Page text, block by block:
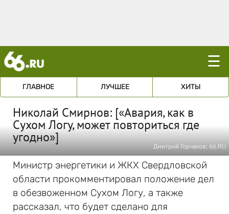
☰
ГЛАВНОЕ ЛУЧШЕЕ ХИТЫ
Николай Смирнов: [«Авария, как в
Сухом Логу, может повториться где
угодно»]
Дмитрий Горчаков; 66.RU
Министр энергетики и ЖКХ Свердловской
области прокомментировал положение дел
в обезвоженном Сухом Логу, а также
рассказал, что будет сделано для